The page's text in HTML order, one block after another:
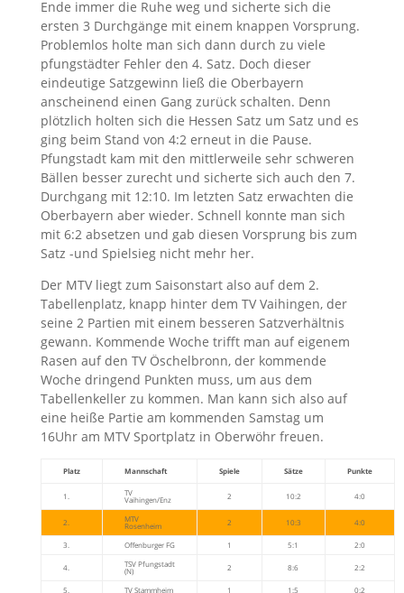
Ende immer die Ruhe weg und sicherte sich die
ersten 3 Durchgänge mit einem knappen Vorsprung.
Problemlos holte man sich dann durch zu viele
pfungstädter Fehler den 4. Satz. Doch dieser
eindeutige Satzgewinn ließ die Oberbayern
anscheinend einen Gang zurück schalten. Denn
plötzlich holten sich die Hessen Satz um Satz und es
ging beim Stand von 4:2 erneut in die Pause.
Pfungstadt kam mit den mittlerweile sehr schweren
Bällen besser zurecht und sicherte sich auch den 7.
Durchgang mit 12:10. Im letzten Satz erwachten die
Oberbayern aber wieder. Schnell konnte man sich
mit 6:2 absetzen und gab diesen Vorsprung bis zum
Satz -und Spielsieg nicht mehr her.
Der MTV liegt zum Saisonstart also auf dem 2.
Tabellenplatz, knapp hinter dem TV Vaihingen, der
seine 2 Partien mit einem besseren Satzverhältnis
gewann. Kommende Woche trifft man auf eigenem
Rasen auf den TV Öschelbronn, der kommende
Woche dringend Punkten muss, um aus dem
Tabellenkeller zu kommen. Man kann sich also auf
eine heiße Partie am kommenden Samstag um
16Uhr am MTV Sportplatz in Oberwöhr freuen.
Platz Mannschaft Spiele Sätze Punkte
1. TV
Vaihingen/Enz 2 10:2 4:0
2. MTV
Rosenheim 2 10:3 4:0
3. Offenburger FG 1 5:1 2:0
4. TSV Pfungstadt
(N) 2 8:6 2:2
5. TV Stammheim 1 1:5 0:2